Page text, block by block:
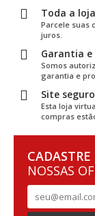
Toda a
Parcele suas
juros.
Garantia
Somos
garantia e
Site
Esta loja
compras
NOSSAS